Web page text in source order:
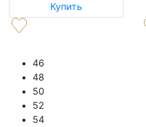
Купить
46
48
50
52
54